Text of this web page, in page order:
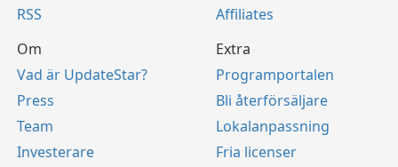
RSS
Affiliates
Om
Vad är UpdateStar?
Press
Team
Investerare
Extra
Programportalen
Bli återförsäljare
Lokalanpassning
Fria licenser